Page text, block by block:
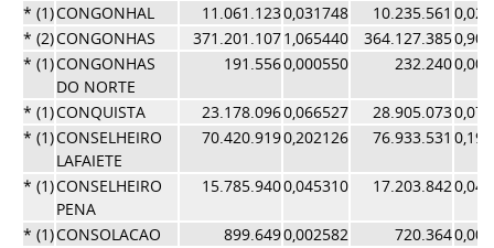
* (1)CONGONHAL 11.061.1230,031748 10.235.561
* (2)CONGONHAS 371.201.1071,065440 364.127.385
* (1)CONGONHAS
DO NORTE
191.5560,000550 232.240
* (1)CONQUISTA 23.178.0960,066527 28.905.073
* (1)CONSELHEIRO
LAFAIETE
70.420.9190,202126 76.933.531
* (1)CONSELHEIRO
PENA
15.785.9400,045310 17.203.842
* (1)CONSOLACAO 899.6490,002582 720.364